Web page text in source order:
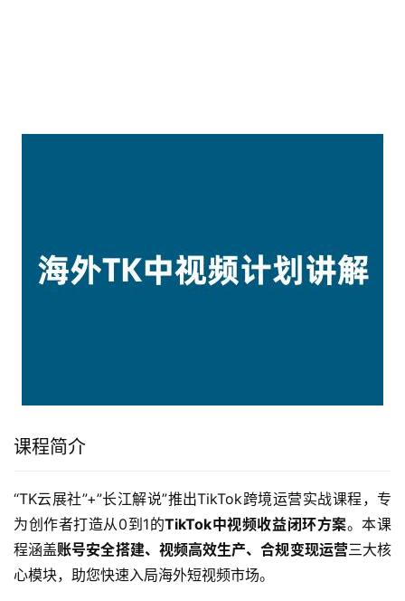
课程简介
“TK云展社”+”长江解说”推出TikTok跨境运营实战课程，专
为创作者打造从0到1的TikTok中视频收益闭环方案。本课
程涵盖账号安全搭建、视频高效生产、合规变现运营三大核
心模块，助您快速入局海外短视频市场。